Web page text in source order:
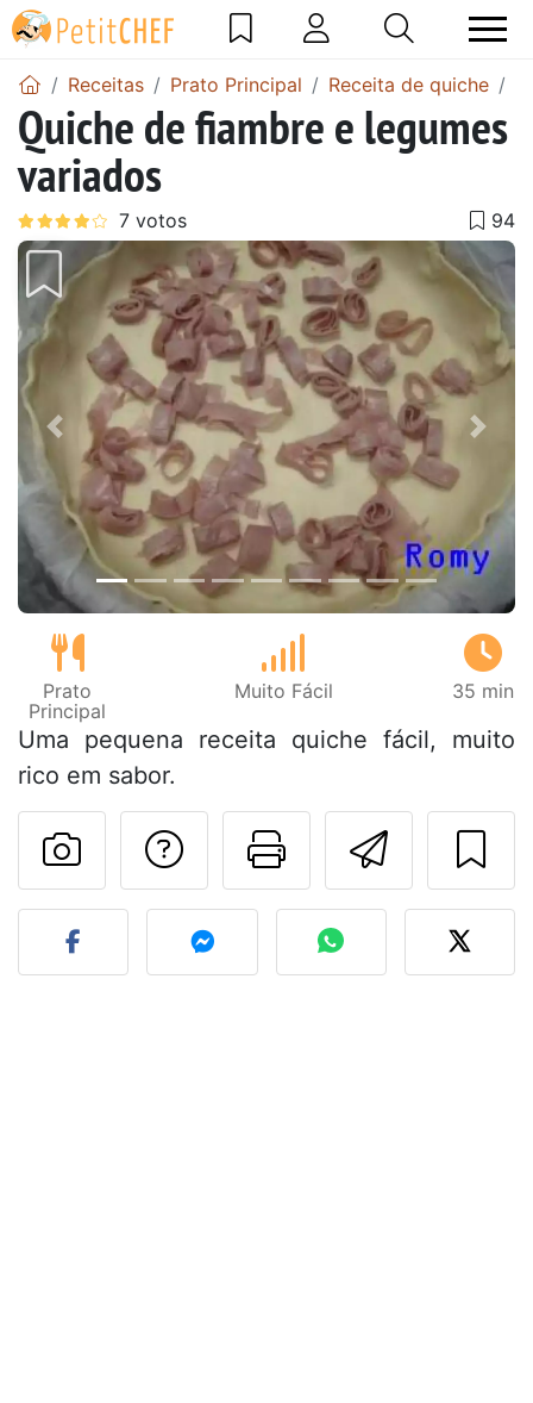
Receitas Prato Principal Receita de quiche
Quiche de fiambre e legumes
variados
Anterior Next
Prato
Principal
Muito Fácil 35 min
Uma pequena receita quiche fácil, muito
rico em sabor.
Imprima
Falar com o autor
Fez esta receita?